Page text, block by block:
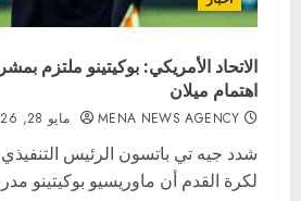
الاتحاد الأمريكي: بوكيتينو ملتزم
اهتمام ميلان
MENA NEWS AGENCY مايو 28, 2026
شدد جيه تي باتسون الرئيس التنفيذي
لكرة القدم أن ماوريسيو بوكيتينو